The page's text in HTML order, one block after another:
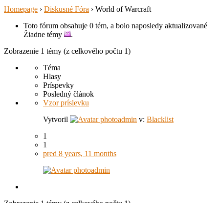
Homepage › Diskusné Fóra › World of Warcraft
Toto fórum obsahuje 0 tém, a bolo naposledy aktualizované
Žiadne témy
.
Zobrazenie 1 témy (z celkového počtu 1)
Téma
Hlasy
Príspevky
Posledný článok
Vzor príslevku
Vytvoril
admin v: Blacklist
1
1
pred 8 years, 11 months
admin